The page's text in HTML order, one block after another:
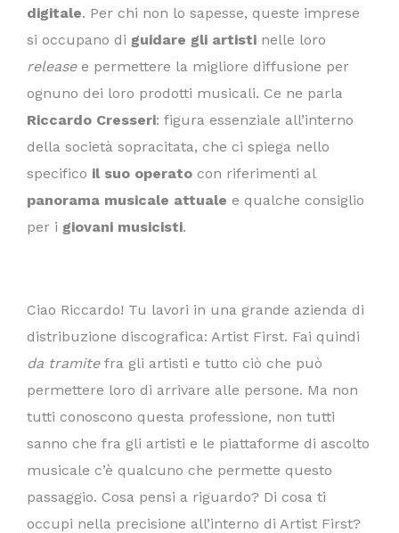
digitale. Per chi non lo sapesse, queste imprese
si occupano di guidare gli artisti nelle loro
releasee permettere la migliore diffusione per
ognuno dei loro prodotti musicali. Ce ne parla
Riccardo Cresseri: figura essenziale all’interno
della società sopracitata, che ci spiega nello
specifico il suo operato con riferimenti al
panorama musicale attuale e qualche consiglio
per i giovani musicisti.
Ciao Riccardo! Tu lavori in una grande azienda di
distribuzione discografica: Artist First. Fai quindi
da tramitefra gli artisti e tutto ciò che può
permettere loro di arrivare alle persone. Ma non
tutti conoscono questa professione, non tutti
sanno che fra gli artisti e le piattaforme di ascolto
musicale c’è qualcuno che permette questo
passaggio. Cosa pensi a riguardo? Di cosa ti
occupi nella precisione all’interno di Artist First?